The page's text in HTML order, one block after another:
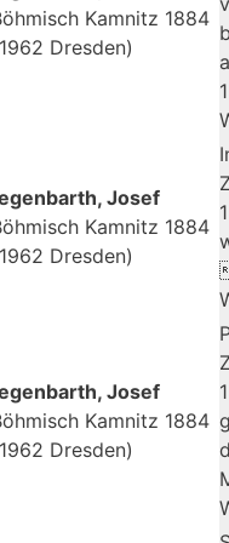
Kamnitz 1884
Dresden)
Josef
Kamnitz 1884
Dresden)
Josef
Kamnitz 1884
Dresden)